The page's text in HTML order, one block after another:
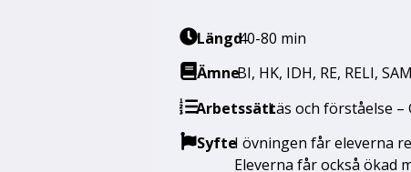
Längd40-80 min
ÄmneBI, HK, IDH, RE, RELI,
ArbetssättLäs och förståelse
SyfteI övningen får eleverna
Eleverna får också ökad